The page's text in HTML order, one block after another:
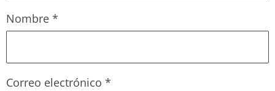
Nombre *
Correo electrónico *